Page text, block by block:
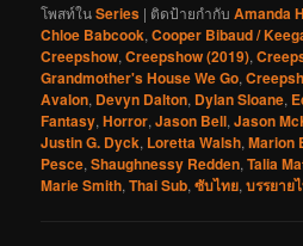
โพสท์ในSeries | ติดป้ายกำกับ Amanda
Chloe Babcook,Cooper Bibaud /
Creepshow,Creepshow (2019),
Grandmother's House We Go,
Avalon, Devyn Dalton, Dylan Sloane,
Fantasy,Horror,Jason Bell,Jason
Justin G. Dyck, Loretta Walsh,Marion
Pesce,Shaughnessy Redden,Talia
Marie Smith,Thai Sub,ซับไทย,บรรยาย